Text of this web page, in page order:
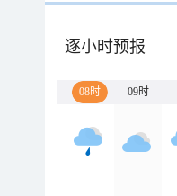
逐小时预报
08时 09时